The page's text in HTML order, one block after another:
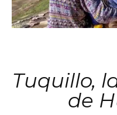
Tuquillo,
de